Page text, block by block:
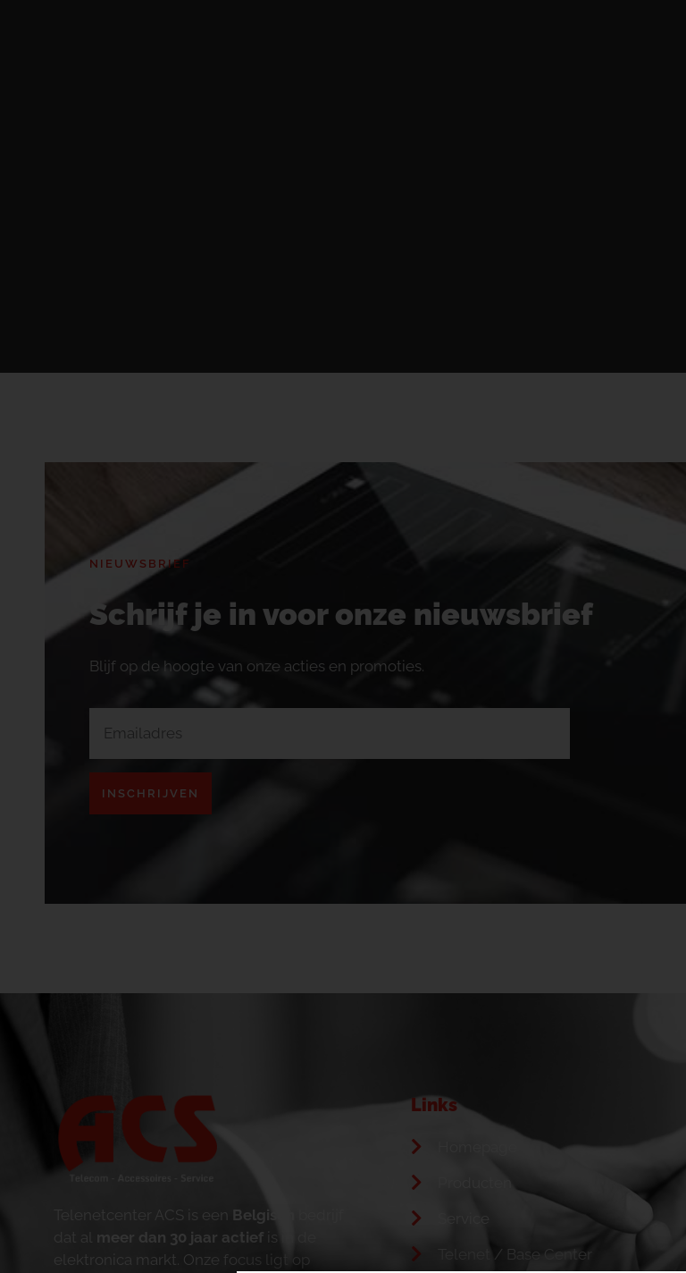
NIEUWSBRIEF
Schrijf je in voor onze nieuwsbrief
Blijf op de hoogte van onze acties en promoties.
INSCHRIJVEN
Telenetcenter ACS is een Belgisch
dat al meer dan 30 jaar actief is in de
elektronica markt. Onze focus ligt op
Links
Telenet / Base Center